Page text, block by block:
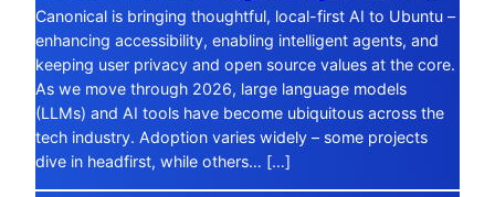
Canonical is bringing thoughtful, local-first AI to Ubuntu –
enhancing accessibility, enabling intelligent agents, and
keeping user privacy and open source values at the core.
As we move through 2026, large language models
(LLMs) and AI tools have become ubiquitous across the
tech industry. Adoption varies widely – some projects
dive in headfirst, while others… […]